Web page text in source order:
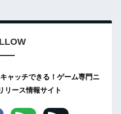
ャッチできる！ゲーム専門ニ
リース情報サイト